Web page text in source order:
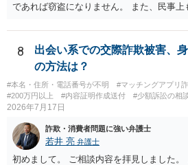
であれば窃盗になりません。 また、民事
ず、可能であればブロックをするようにし
ば、最寄りの警察署に相談をしても良い
考になれば幸いです。
8
出会い系での交際詐欺被害、
の方法は？
#本名・住所・電話番号が不明 #マッチングアプリ
#200万円以上
#内容証明作成送付 #少額訴訟の相
2026年7月17日
詐欺・消費者問題に強い弁護士
若井 亮 弁護士
初めまして。 ご相談内容を拝見しました